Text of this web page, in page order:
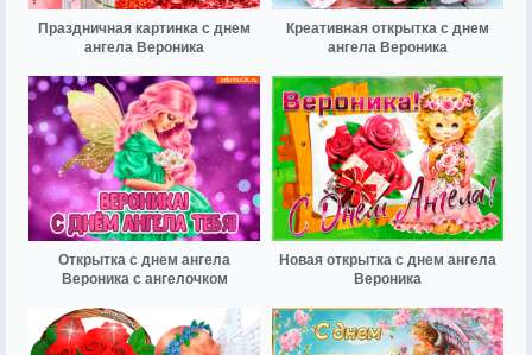
Праздничная картинка с днем
ангела Вероника
Креативная открытка с днем
ангела Вероника
Открытка с днем ангела
Вероника с ангелочком
Новая открытка с днем ангела
Вероника